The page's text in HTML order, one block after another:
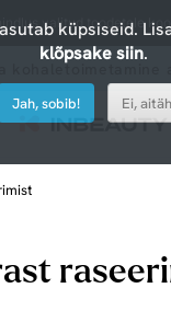
valitud toodetele
kohaletoimetamine
küpsiseid.
klõpsake siin.
Jah, sobib! Ei,